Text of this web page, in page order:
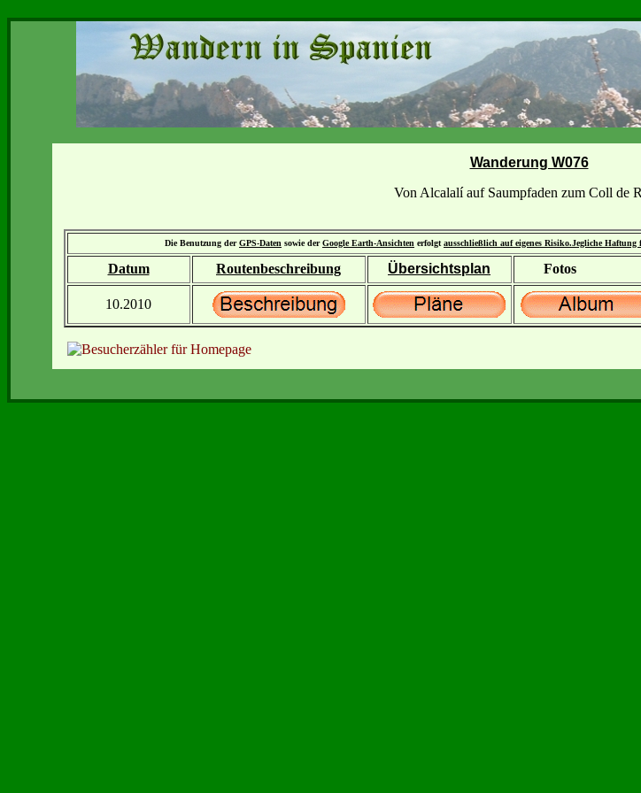
Wanderung W076
Von Alcalalí auf Saumpfaden zum Coll de
Die Benutzung derGPS-Daten sowie derGoogle Earth-Ansichten erfolgt ausschließlich auf eigenes Risiko.Jegliche Haftung
Datum Routenbeschreibung Übersichtsplan Fotos
10.2010